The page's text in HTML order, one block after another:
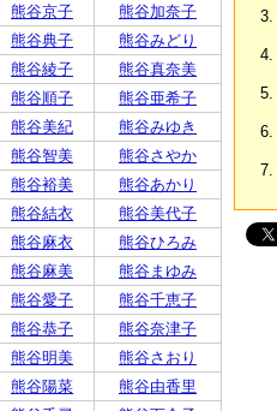
熊谷京子
熊谷加奈子
熊谷典子
熊谷みどり
熊谷綾子
熊谷真奈美
熊谷順子
熊谷亜希子
熊谷美紀
熊谷みゆき
熊谷智美
熊谷さやか
熊谷裕美
熊谷あかり
熊谷結衣
熊谷美代子
熊谷麻衣
熊谷ひろみ
熊谷麻美
熊谷まゆみ
熊谷愛子
熊谷千恵子
熊谷恭子
熊谷奈津子
熊谷明美
熊谷さおり
熊谷陽菜
熊谷由香里